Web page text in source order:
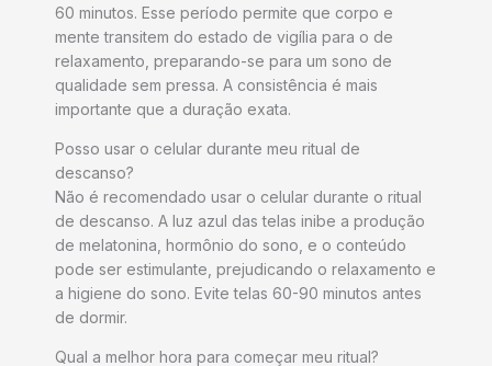
60 minutos. Esse período permite que corpo e
mente transitem do estado de vigília para o de
relaxamento, preparando-se para um sono de
qualidade sem pressa. A consistência é mais
importante que a duração exata.
Posso usar o celular durante meu ritual de
descanso?
Não é recomendado usar o celular durante o ritual
de descanso. A luz azul das telas inibe a produção
de melatonina, hormônio do sono, e o conteúdo
pode ser estimulante, prejudicando o relaxamento e
a higiene do sono. Evite telas 60-90 minutos antes
de dormir.
Qual a melhor hora para começar meu ritual?